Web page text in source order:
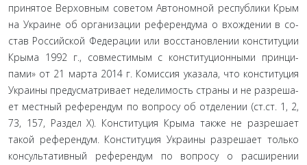
принятое Верховным советом Автономной республики Крым
на Украине об организации референдума о вхождении в со­
став Российской Федерации или восстановлении конституции
Крыма 1992 г., совместимым с конституционными принци­
пами» от 21 марта 2014 г. Комиссия указала, что конституция
Украины предусматривает неделимость страны и не разреша­
ет местный референдум по вопросу об отделении (ст.ст. 1, 2,
73, 157, Раздел X). Конституция Крыма также не разрешает
такой референдум. Конституция Украины разрешает только
консультативный референдум по вопросу о расширении